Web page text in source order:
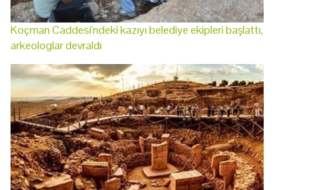
Koçman Caddesi'ndeki kazıyı belediye ekipleri başlattı,
arkeologlar devraldı